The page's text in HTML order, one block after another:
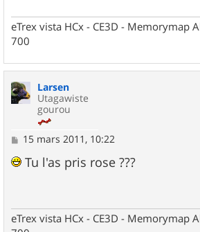
eTrex vista HCx - CE3D - Memorymap
700
Larsen
Utagawiste
gourou
M
s
15 mars 2011, 10:22
Tu l'as pris rose ???
eTrex vista HCx - CE3D - Memorymap